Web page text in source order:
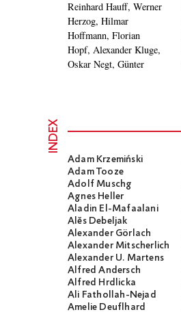
Reinhard Hauff, Werner
Herzog, Hilmar
Hoffmann, Florian
Hopf, Alexander Kluge,
Oskar Negt, Günter
Zwerenz, Regina
Ziegler, Christian
Ziewer –
MODERATION: Albert
INDEX
Adam Krzemiński
Adam Tooze
Adolf Muschg
Agnes Heller
Aladin El-Mafaalani
Alĕs Debeljak
Alexander Görlach
Alexander Mitscherlich
Alexander U. Martens
Alfred Andersch
Alfred Hrdlicka
Ali Fathollah-Nejad
Amelie Deuflhard